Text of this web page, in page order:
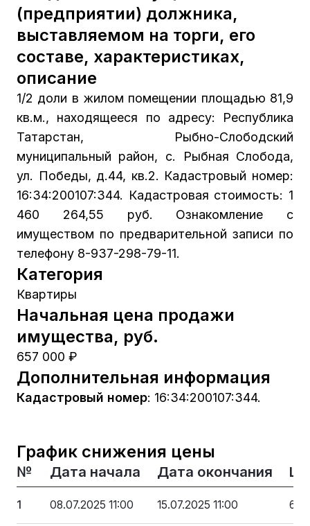
(предприятии) должника,
выставляемом на торги, его
составе, характеристиках,
описание
1/2 доли в жилом помещении площадью 81,9
кв.м., находящееся по адресу: Республика
Татарстан, Рыбно-Слободский
муниципальный район, с. Рыбная Слобода,
ул. Победы, д.44, кв.2. Кадастровый номер:
16:34:200107:344. Кадастровая стоимость: 1
460 264,55 руб. Ознакомление с
имуществом по предварительной записи по
телефону 8-937-298-79-11.
Категория
Квартиры
Начальная цена продажи
имущества, руб.
657 000 ₽
Дополнительная информация
Кадастровый номер: 16:34:200107:344.
График снижения цены
№ Дата начала Дата окончания
1 08.07.2025 11:00 15.07.2025 11:00